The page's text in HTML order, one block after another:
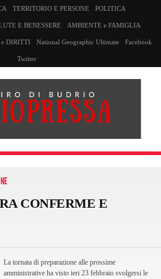
TERRITORIO E PERSONE POLITICA
E BENESSERE AMBIENTE e FAMIGLIA
DIRITTI National Geographic Ultimate Facebook
Twitter
CONFERME E
La tornata di preparazione alle prossime
amministrative ha visto ieri 23 febbraio svolgersi le